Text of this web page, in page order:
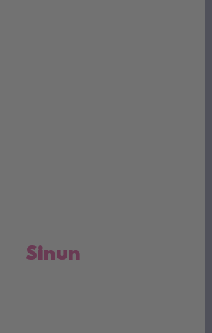
unta ja kauneutta varten.
Sinun